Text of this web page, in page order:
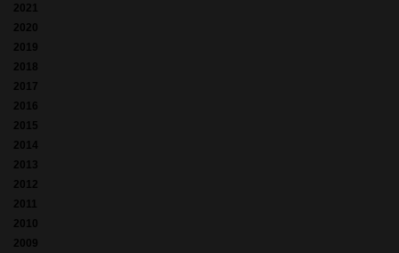
2021
2020
2019
2018
2017
2016
2015
2014
2013
2012
2011
2010
2009